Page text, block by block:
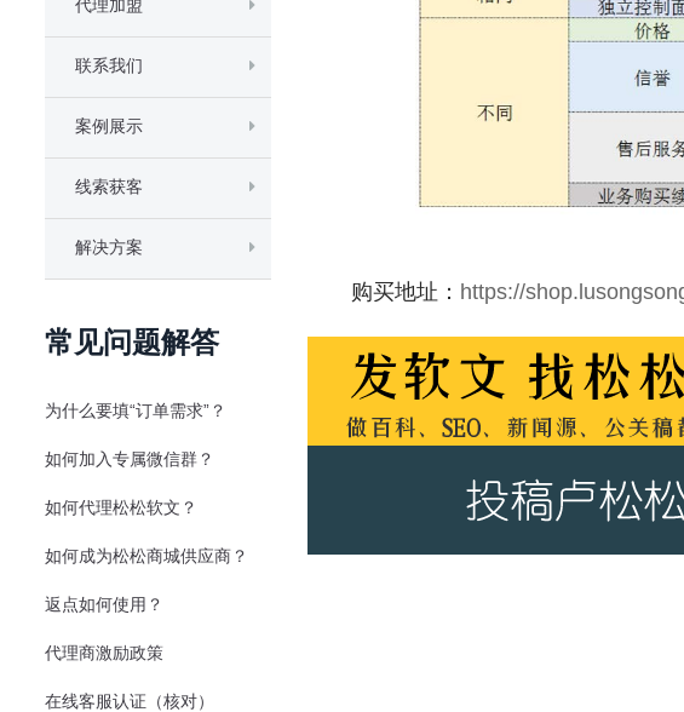
代理加盟
联系我们
案例展示
线索获客
解决方案
常见问题解答
为什么要填“订单需求”？
如何加入专属微信群？
如何代理松松软文？
如何成为松松商城供应商？
返点如何使用？
代理商激励政策
在线客服认证（核对）
购买地址： https://